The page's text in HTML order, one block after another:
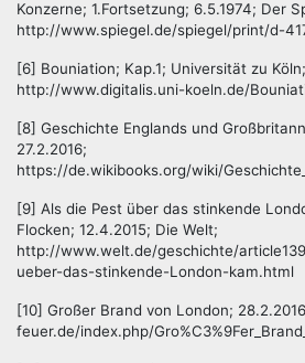
Konzerne; 1.Fortsetzung; 6.5.1974; Der
http://www.spiegel.de/spiegel/print/d-
[6] Bouniation; Kap.1; Universität zu Köln;
http://www.digitalis.uni-koeln.de/
[8] Geschichte Englands und
27.2.2016;
https://de.wikibooks.org/wiki/
[9] Als die Pest über das stinkende
Flocken; 12.4.2015; Die Welt;
http://www.welt.de/geschichte/
ueber-das-stinkende-London-kam.html
[10] Großer Brand von London;
feuer.de/index.php/